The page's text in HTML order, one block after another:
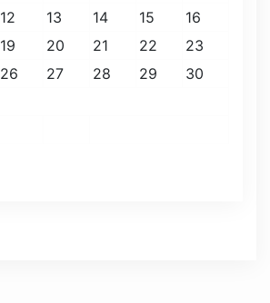
12 13 14 15
16
19 20 21 22
23
26 27 28 29
30